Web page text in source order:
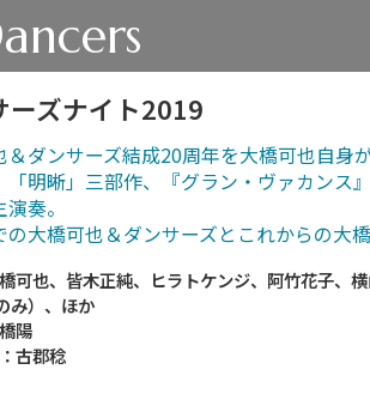
ーズナイト2019
＆ダンサーズ結成20周年を大橋可也自身
「明晰」三部作、『グラン・ヴァカンス
奏。
の大橋可也＆ダンサーズとこれからの大
可也、皆木正純、ヒラトケンジ、阿竹花子、
み）、ほか
陽
古郡稔